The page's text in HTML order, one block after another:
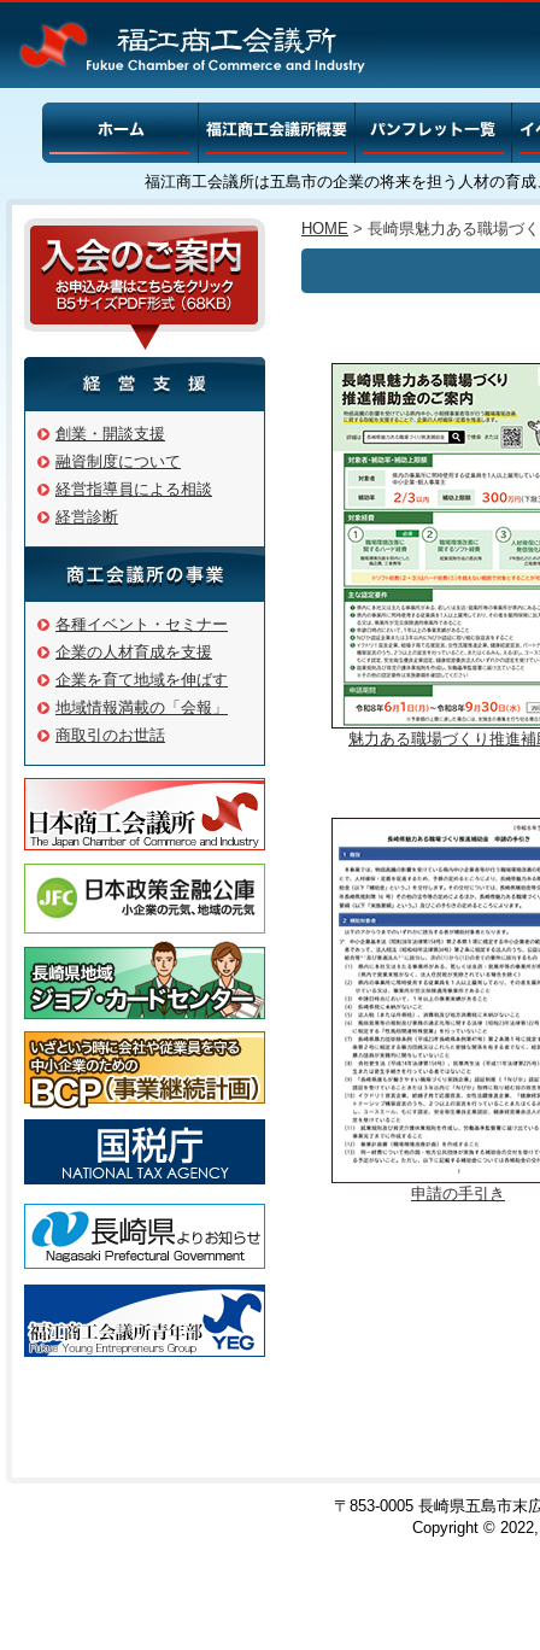
福江商工会議所は五島市の企業の将来を担う人材の育
創業・開談支援
融資制度について
経営指導員による相談
経営診断
各種イベント・セミナー
企業の人材育成を支援
企業を育て地域を伸ばす
地域情報満載の「会報」
商取引のお世話
HOME > 長崎県魅力ある職場づ
魅力ある職場づくり推進補
申請の手引き
〒853-0005 長崎県五島市末
Copyright ©